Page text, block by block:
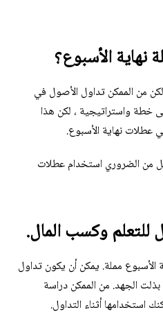
نهاية الأسبوع؟
من الممكن تداول الأصول في
خطة واستراتيجية ، لكن هذا
عطلات نهاية الأسبوع.
من الضروري استخدام عطلات
وكسب المال.
مملة. يمكن أن يكون تداول
بذلت الجهد. من الممكن دراسة
استخدامها أثناء التداول.